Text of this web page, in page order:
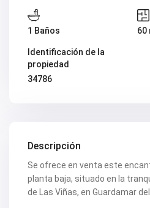
V2432
V2434
V2435
V2437
V2438
V2440
V2454
V2458
V2462
V2463
V2464
1 Baños 60
Identificación de la
propiedad
34786
Descripción
Se ofrece en venta este
planta baja, situado en la
de Las Viñas, en Guardamar del